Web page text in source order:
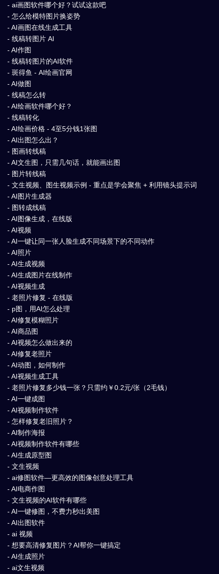
- ai画图软件哪个好？试试这款吧
- 怎么给模特图片换姿势
- AI画图在线生成工具
- 线稿转图片 AI
- AI作图
- 线稿转图片的AI软件
- 斑得鱼 - AI绘画官网
- AI做图
- 线稿怎么转
- AI绘画软件哪个好？
- 线稿转化
- AI绘画价格 - 4至5分钱1张图
- AI出图怎么出？
- 图画转线稿
- AI文生图，只需几句话，就能画出图
- 图片转线稿
- 文生视频、图生视频示例 - 重点是学会聚焦 + 利用镜头提示词
- AI图片生成器
- 图转成线稿
- AI图像生成，在线版
- AI视频
- AI一键让同一张人脸生成不同场景下的不同动作
- AI照片
- AI生成视频
- AI生成图片在线制作
- AI视频生成
- 老照片修复 - 在线版
- p图，用AI怎么处理
- AI修复模糊照片
- AI商品图
- AI视频怎么做出来的
- AI修复老照片
- AI动图，如何制作
- AI视频生成工具
- 老照片修复多少钱一张？只需约￥0.2元/张（2毛钱）
- AI一键成图
- AI视频制作软件
- 怎样修复老旧照片？
- AI制作海报
- AI视频制作软件有哪些
- AI生成原型图
- 文生视频
- ai修图软件—更高效的图像创意处理工具
- AI电商作图
- 文生视频的AI软件有哪些
- AI一键修图，不费力秒出美图
- AI出图软件
- ai 视频
- 想要高清修复图片？AI帮你一键搞定
- AI生成照片
- ai文生视频